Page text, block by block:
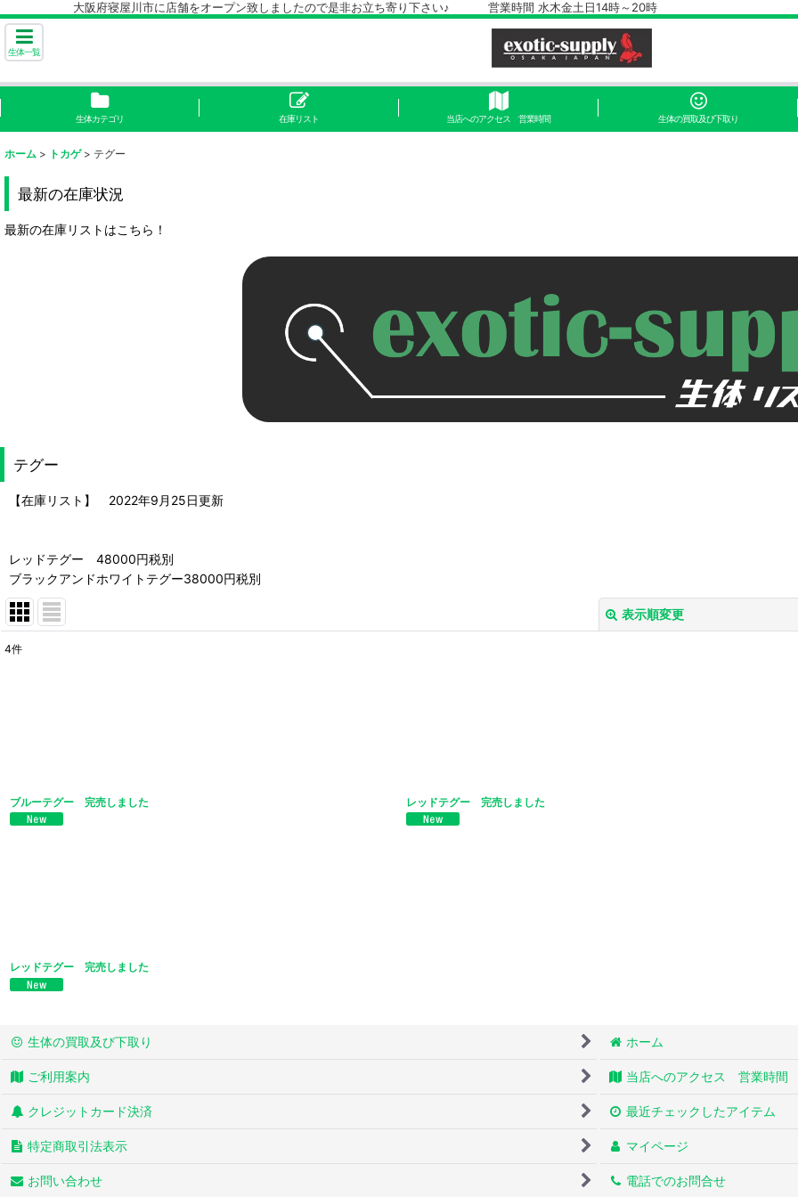
大阪府寝屋川市に店舗をオープン致しましたので是非お立ち寄り下さい♪ 営業時間 水木金土日14時～20時
生体一覧
生体カテゴリ 在庫リスト 当店へのアクセス 営業時間 生体の買取及び下取り
ホーム > トカゲ > テグー
最新の在庫状況
最新の在庫リストはこちら！
テグー
【在庫リスト】 2022年9月25日更新
レッドテグー 48000円税別
ブラックアンドホワイトテグー38000円税別
表示順変更
4件
ブルーテグー 完売しました レッドテグー 完売しました
レッドテグー 完売しました
生体の買取及び下取り ホーム
ご利用案内 当店へのアクセス 営業時間
クレジットカード決済 最近チェックしたアイテム
特定商取引法表示 マイページ
お問い合わせ 電話でのお問合せ